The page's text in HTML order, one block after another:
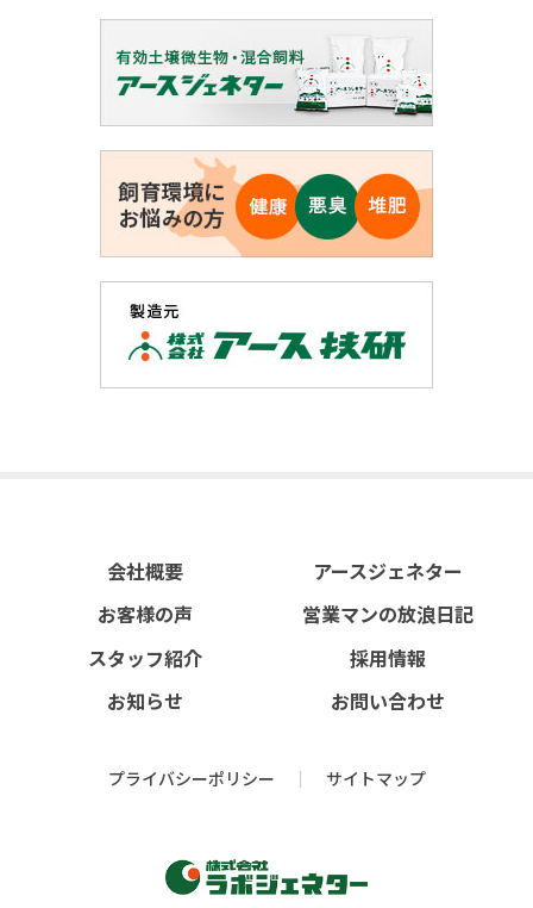
会社概要
アースジェネター
お客様の声
営業マンの放浪日記
スタッフ紹介
採用情報
お知らせ
お問い合わせ
プライバシーポリシー サイトマップ